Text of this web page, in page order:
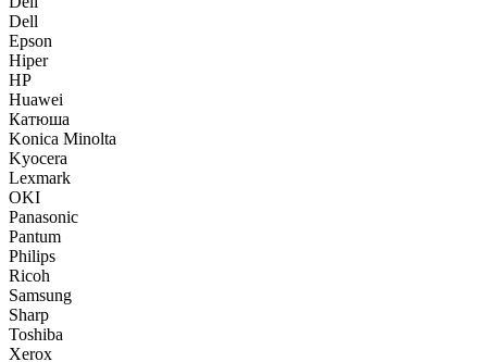
Dell
Epson
Hiper
HP
Huawei
Катюша
Konica Minolta
Kyocera
Lexmark
OKI
Panasonic
Pantum
Philips
Ricoh
Samsung
Sharp
Toshiba
Xerox